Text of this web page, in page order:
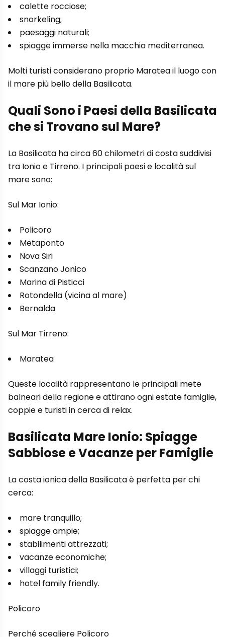
calette rocciose;
snorkeling;
paesaggi naturali;
spiagge immerse nella macchia mediterranea.
Molti turisti considerano proprio Maratea il luogo con
il mare più bello della Basilicata.
Quali Sono i Paesi della Basilicata
che si Trovano sul Mare?
La Basilicata ha circa 60 chilometri di costa suddivisi
tra Ionio e Tirreno. I principali paesi e località sul
mare sono:
Sul Mar Ionio:
Policoro
Metaponto
Nova Siri
Scanzano Jonico
Marina di Pisticci
Rotondella (vicina al mare)
Bernalda
Sul Mar Tirreno:
Maratea
Queste località rappresentano le principali mete
balneari della regione e attirano ogni estate famiglie,
coppie e turisti in cerca di relax.
Basilicata Mare Ionio: Spiagge
Sabbiose e Vacanze per Famiglie
La costa ionica della Basilicata è perfetta per chi
cerca:
mare tranquillo;
spiagge ampie;
stabilimenti attrezzati;
vacanze economiche;
villaggi turistici;
hotel family friendly.
Policoro
Perché scegliere Policoro